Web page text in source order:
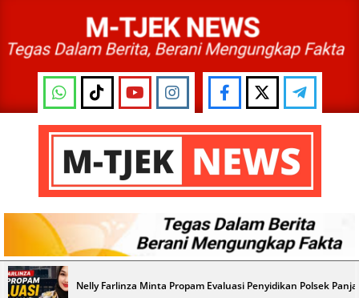
content
M-
TJEK
NEWS
Primary
Navigation
Nelly Farlinza Minta Propam Evaluasi Penyidikan Polsek